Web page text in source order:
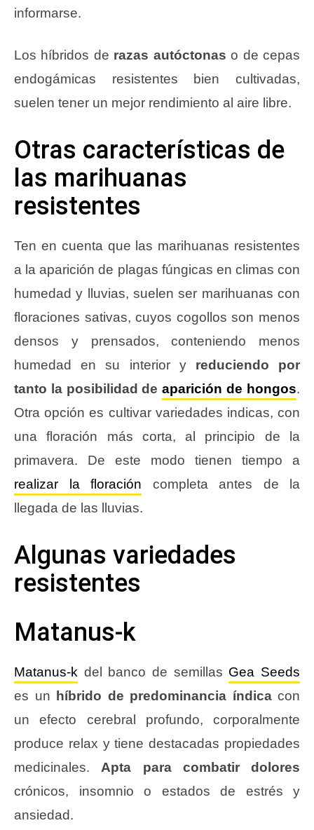
informarse.
Los híbridos de razas autóctonas o de cepas
endogámicas resistentes bien cultivadas,
suelen tener un mejor rendimiento al aire libre.
Otras características de
las marihuanas
resistentes
Ten en cuenta que las marihuanas resistentes
a la aparición de plagas fúngicas en climas con
humedad y lluvias, suelen ser marihuanas con
floraciones sativas, cuyos cogollos son menos
densos y prensados, conteniendo menos
humedad en su interior y reduciendo por
tanto la posibilidad deaparición de hongos.
Otra opción es cultivar variedades indicas, con
una floración más corta, al principio de la
primavera. De este modo tienen tiempo a
realizar la floración completa antes de la
llegada de las lluvias.
Algunas variedades
resistentes
Matanus-k
Matanus-k del banco de semillas Gea Seeds
es un híbrido de predominancia índicacon
un efecto cerebral profundo, corporalmente
produce relax y tiene destacadas propiedades
medicinales. Apta para combatir dolores
crónicos, insomnio o estados de estrés y
ansiedad.